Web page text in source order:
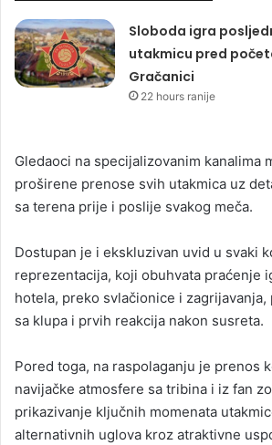
Sloboda igra
utakmicu pred
Gračanici
22 hours ranije
Gledaoci na specijalizovanim kanalima
proširene prenose svih utakmica uz
sa terena prije i poslije svakog meča.
Dostupan je i ekskluzivan uvid u svaki
reprezentacija, koji obuhvata praćenje
hotela, preko svlačionice i zagrijavanja,
sa klupa i prvih reakcija nakon susreta.
Pored toga, na raspolaganju je prenos
navijačke atmosfere sa tribina i iz fan
prikazivanje ključnih momenata
alternativnih uglova kroz atraktivne